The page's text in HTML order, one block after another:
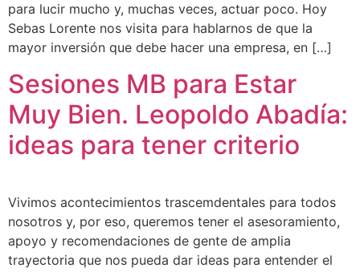
para lucir mucho y, muchas veces, actuar poco. Hoy
Sebas Lorente nos visita para hablarnos de que la
mayor inversión que debe hacer una empresa, en […]
Sesiones MB para Estar
Muy Bien. Leopoldo Abadía:
ideas para tener criterio
Vivimos acontecimientos trascemdentales para todos
nosotros y, por eso, queremos tener el asesoramiento,
apoyo y recomendaciones de gente de amplia
trayectoria que nos pueda dar ideas para entender el